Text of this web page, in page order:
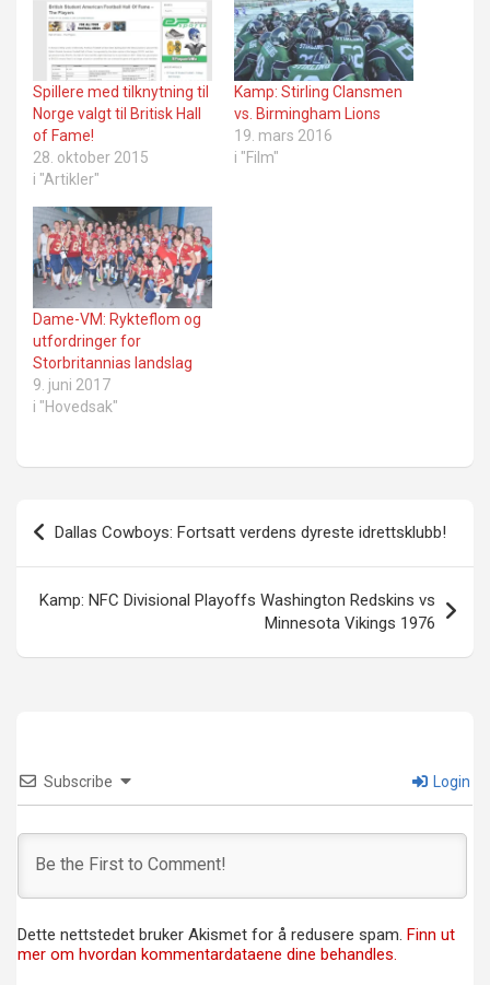
Spillere med tilknytning til
Norge valgt til Britisk Hall
of Fame!
28. oktober 2015
i "Artikler"
Kamp: Stirling Clansmen
vs. Birmingham Lions
19. mars 2016
i "Film"
Dame-VM: Rykteflom og
utfordringer for
Storbritannias landslag
9. juni 2017
i "Hovedsak"
Innleggsnavigasjon
Dallas Cowboys: Fortsatt verdens dyreste idrettsklubb!
Kamp: NFC Divisional Playoffs Washington Redskins vs
Minnesota Vikings 1976
Subscribe Login
Dette nettstedet bruker Akismet for å redusere spam. Finn ut
mer om hvordan kommentardataene dine behandles.